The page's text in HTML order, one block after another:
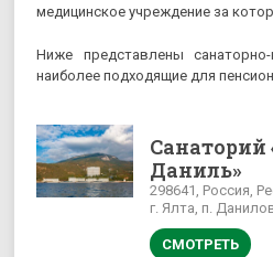
медицинское учреждение за
Ниже представлены санаторно-
наиболее подходящие для
Санаторий
Даниль»
298641, Россия,
г. Ялта, п.
СМОТРЕТЬ